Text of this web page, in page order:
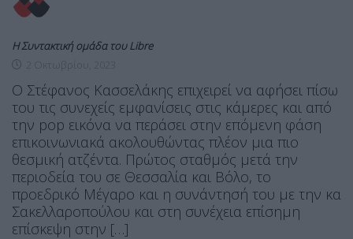
Η Συντακτική ομάδα του Libre
2 Οκτωβρίου, 2023
Ο Στέφανος Κασσελάκης επιχειρεί να αφήσει πίσω
του τις συνεχείς εμφανίσεις στις κάμερες και από
την pop εικόνα να περάσει στην επόμενη φάση
επικοινωνιακά ακολουθώντας πλέον μια πιο
θεσμική ατζέντα. Πρώτος σταθμός μετά την
περιοδεία του σε Θεσσαλία και Βόλο, το
προεδρικό Μέγαρο και η συνάντησή του με την κα
Σακελλαροπούλου και στη συνέχεια επίσημη
επίσκεψη στην […]